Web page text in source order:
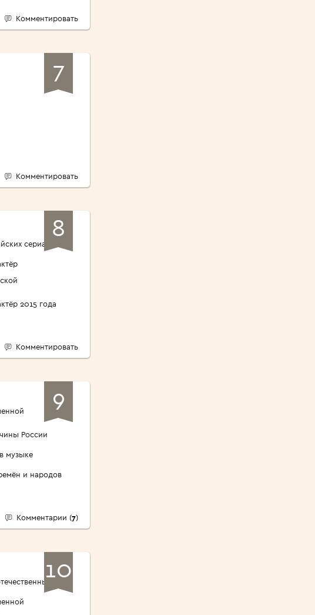
Комментировать
7
Комментировать
8
сериалов
2015 года
Комментировать
9
России
музыке
и народов
Комментарии (7)
10